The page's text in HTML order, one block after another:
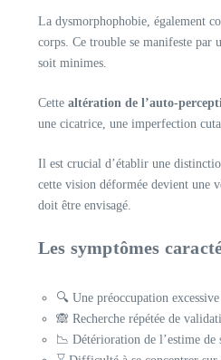
La dysmorphophobie, également
corps. Ce trouble se manifeste par
soit minimes.
Cette altération de l’auto-
une cicatrice, une imperfection
Il est crucial d’établir une
cette vision déformée devient une
doit être envisagé.
Les symptômes
🔍 Une préoccupation
🙈 Recherche répétée de
📉 Détérioration de l’estime de